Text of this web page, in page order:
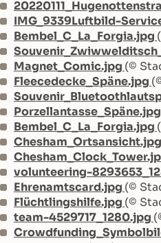
IMG_9339Luftbild-
Bembel_C_La_Forgia.jpg
Magnet_Comic.jpg (©
Fleecedecke_Späne.jpg
Porzellantasse_Späne.jpg
Bembel_C_La_Forgia.jpg
Chesham_Ortsansicht.jpg
volunteering-
Ehrenamtscard.jpg (©
Flüchtlingshilfe.jpg (©
team-4529717_1280.jpg